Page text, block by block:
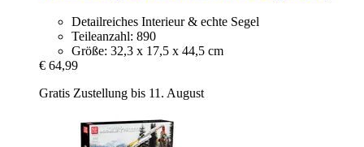
Detailreiches Interieur & echte Segel
Teileanzahl: 890
Größe: 32,3 x 17,5 x 44,5 cm
€ 64,99
Gratis Zustellung bis 11. August